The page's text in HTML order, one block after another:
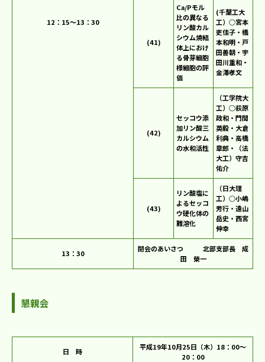
12：15～13：30
(41)
Ca/Pモル
比の異なる
リン酸カル
シウム焼結
体上におけ
る骨芽細胞
様細胞の評
価
(千葉工大
工）○宮本
吏佳子・橋
本和明・戸
田善朝・宇
田川重和・
金澤孝文
(42)
セッコウ添
加リン酸三
カルシウム
の水和活性
（工学院大
工）○荻原
政和・門間
英毅・大倉
利典・高橋
章郎・（法
大工）守吉
佑介
(43)
リン酸塩に
よるセッコ
ウ硬化体の
難溶化
（日大理
工）○小嶋
芳行・遠山
岳史・西宮
伸幸
13：30
閉会のあいさつ 北部支部長 成
田 榮一
懇親会
日 時
平成19年10月25日（木）18：00～
20：00